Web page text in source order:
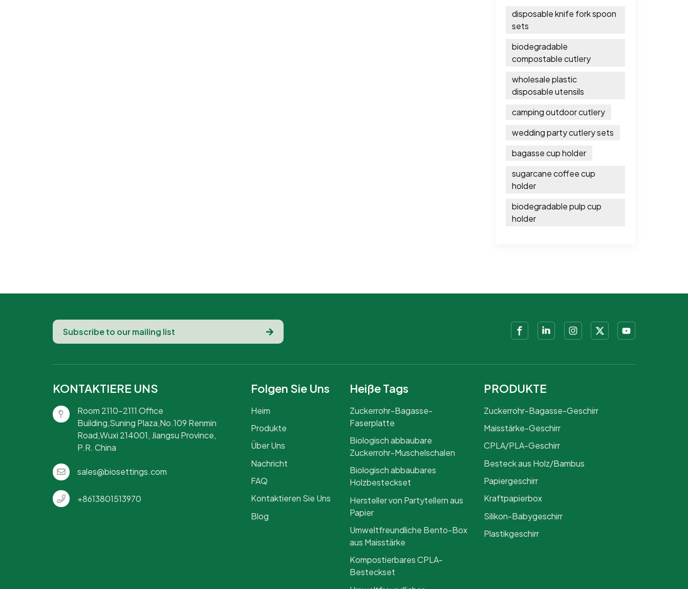
disposable knife fork spoon
sets
biodegradable
compostable cutlery
wholesale plastic
disposable utensils
camping outdoor cutlery
wedding party cutlery sets
bagasse cup holder
sugarcane coffee cup
holder
biodegradable pulp cup
holder
KONTAKTIERE UNS
Room 2110-2111 Office
Building,Suning Plaza,No.109 Renmin
Road,Wuxi 214001, Jiangsu Province,
P.R. China
sales@biosettings.com
+8613801513970
Folgen Sie Uns
Heim
Produkte
Über Uns
Nachricht
FAQ
Kontaktieren Sie Uns
Blog
Heiße Tags
Zuckerrohr-Bagasse-
Faserplatte
Biologisch abbaubare
Zuckerrohr-Muschelschalen
Biologisch abbaubares
Holzbesteckset
Hersteller von Partytellern aus
Papier
Umweltfreundliche Bento-Box
aus Maisstärke
Kompostierbares CPLA-
Besteckset
PRODUKTE
Zuckerrohr-Bagasse-Geschirr
Maisstärke-Geschirr
CPLA/PLA-Geschirr
Besteck aus Holz/Bambus
Papiergeschirr
Kraftpapierbox
Silikon-Babygeschirr
Plastikgeschirr